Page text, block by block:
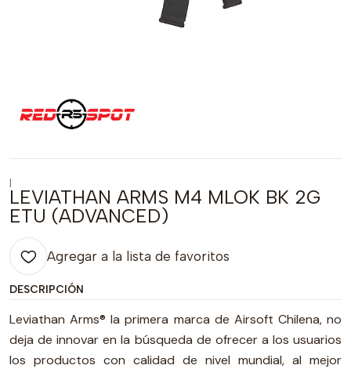
|
LEVIATHAN ARMS M4 MLOK BK 2G
ETU (ADVANCED)
Agregar a la lista de favoritos
DESCRIPCIÓN
Leviathan Arms® la primera marca de Airsoft Chilena, no
deja de innovar en la búsqueda de ofrecer a los usuarios
los productos con calidad de nivel mundial, al mejor